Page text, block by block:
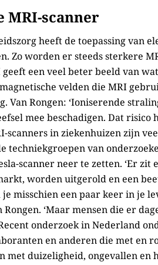
MRI-scanner
heeft de toepassing van
Zo worden er steeds sterkere
een veel beter beeld van
velden die MRI
Van Rongen: ‘Ioniserende
mee beschadigen. Dat risico
scanners in ziekenhuizen zijn
techniekgroepen van
scanner neer te zetten. ‘Er
worden uitgerold en een
misschien een paar keer in je
Rongen. ‘Maar mensen die er
onderzoek in Nederland
en anderen die met en
met duizeligheid, ongevallen